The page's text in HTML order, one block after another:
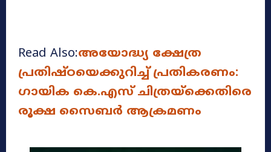
Read Also:അയോദ്ധ്യ ക്ഷേത്ര
പ്രതിഷ്ഠയെക്കുറിച്ച് പ്രതികരണം:
ഗായിക കെ.എസ് ചിത്രയ്‌ക്കെതിരെ
രൂക്ഷ സൈബർ ആക്രമണം